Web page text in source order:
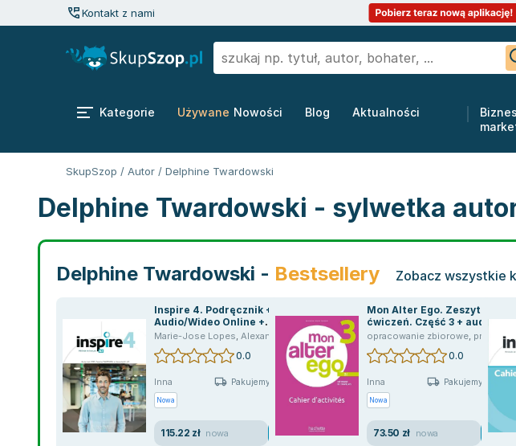
Kontakt z nami
Kategorie Używane Nowości Blog Aktualności
SkupSzop / Autor / Delphine Twardowski
Delphine Twardowski - sylwetka
Delphine Twardowski - Bestsellery Zobacz wszystkie
Inspire 4. Podręcznik +
Audio/Wideo Online +
Parcours digital
Marie-Jose Lopes, Alexandre Allais ,Anne-Marie Diogo,Delphine Twardowski
0.0
Inna Pakujemy jutro
Nowa
115.22 zł nowa
Mon Alter Ego. Zeszyt
ćwiczeń. Część 3 + audio
online
opracowanie zbiorowe, praca zbiorowa
0.0
Inna Pakujemy jutro
Nowa
73.50 zł nowa